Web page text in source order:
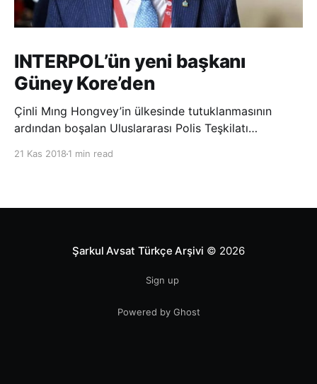
INTERPOL’ün yeni başkanı
Güney Kore’den
Çinli Mıng Hongvey’in ülkesinde tutuklanmasının
ardından boşalan Uluslararası Polis Teşkilatı
21 Kas 2018 1 min read
Şarkul Avsat Türkçe Arşivi © 2026
Sign up
Powered by Ghost